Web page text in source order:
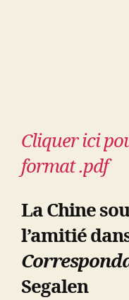
Cliquer ici
format .pdf
La Chine
l’amitié
Segalen